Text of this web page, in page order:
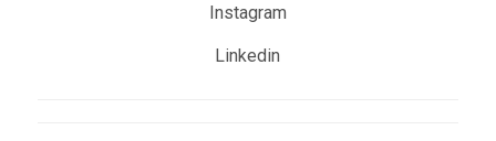
Instagram
Linkedin